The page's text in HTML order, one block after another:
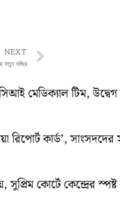
NEXT
নতুন নজির
মেডিক্যাল টিম,
রিপোর্ট কার্ড’, সাংসদদের
কোর্টে কেন্দ্রের